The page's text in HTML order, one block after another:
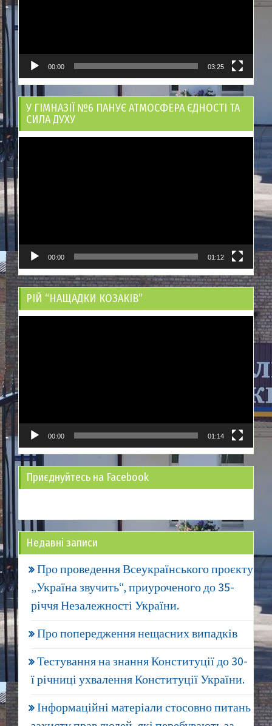
00:00 03:25
У ГІМНАЗІЇ №6 ПАНУЄ АТМОСФЕРА ЄДНОСТІ ТА
СИЛА ДУХУ
00:00 01:12
РІЙ “НАЩАДКИ КОЗАКІВ”
00:00 01:14
Приєднуйтесь на Facebook
Недавні записи
Про проведення Всеукраїнського проєкту
„Україна звучить“, приуроченого до 35-
річчя Незалежності України.
Про попередження нещасних випадків
Тестування на знання Конституції до 30-
ї річниці ухвалення Конституції України.
Інформаційні матеріали стосовно питань